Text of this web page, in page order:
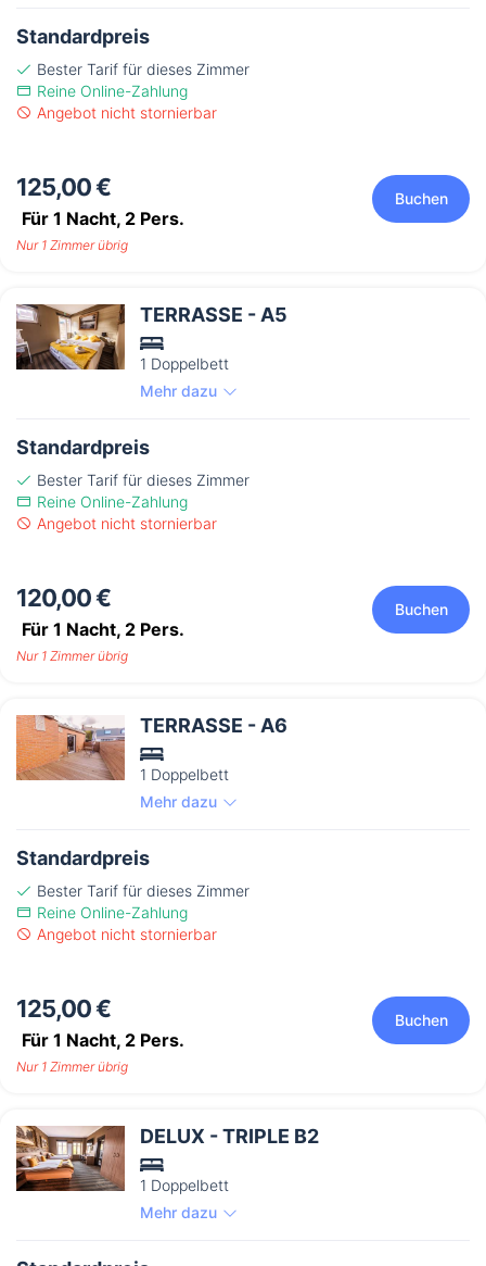
Standardpreis
Bester Tarif für dieses Zimmer
Reine Online-Zahlung
Angebot nicht stornierbar
125,00 €
Für 1 Nacht, 2 Pers.
Buchen
Nur 1 Zimmer übrig
TERRASSE - A5
1 Doppelbett
Mehr dazu
Standardpreis
Bester Tarif für dieses Zimmer
Reine Online-Zahlung
Angebot nicht stornierbar
120,00 €
Für 1 Nacht, 2 Pers.
Buchen
Nur 1 Zimmer übrig
TERRASSE - A6
1 Doppelbett
Mehr dazu
Standardpreis
Bester Tarif für dieses Zimmer
Reine Online-Zahlung
Angebot nicht stornierbar
125,00 €
Für 1 Nacht, 2 Pers.
Buchen
Nur 1 Zimmer übrig
DELUX - TRIPLE B2
1 Doppelbett
Mehr dazu